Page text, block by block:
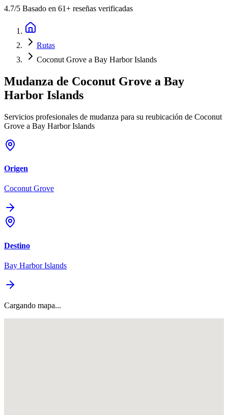
4.7/5 Basado en 61+ reseñas verificadas
Rutas
Coconut Grove a Bay Harbor Islands
Mudanza de Coconut Grove a Bay
Harbor Islands
Servicios profesionales de mudanza para su reubicación de Coconut
Grove a Bay Harbor Islands
Origen
Coconut Grove
Destino
Bay Harbor Islands
Cargando mapa...